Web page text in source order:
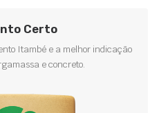
Certo
Itambé e a melhor indicação
e concreto.